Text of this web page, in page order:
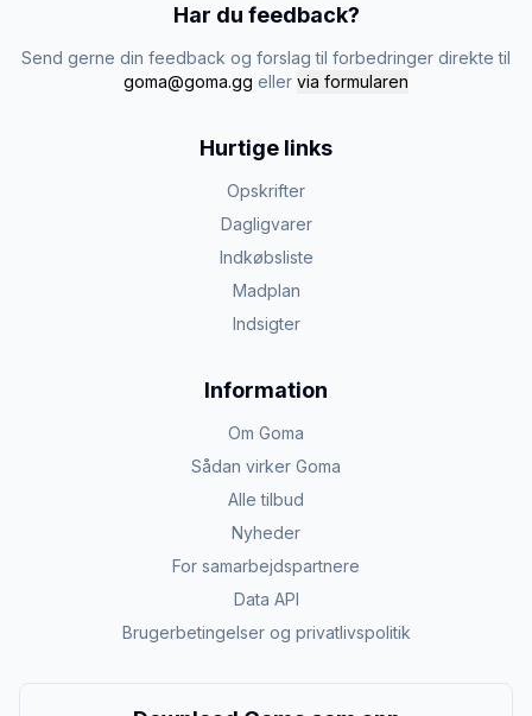
Har du feedback?
Send gerne din feedback og forslag til forbedringer direkte til
goma@goma.gg eller via formularen
Hurtige links
Opskrifter
Dagligvarer
Indkøbsliste
Madplan
Indsigter
Information
Om Goma
Sådan virker Goma
Alle tilbud
Nyheder
For samarbejdspartnere
Data API
Brugerbetingelser og privatlivspolitik